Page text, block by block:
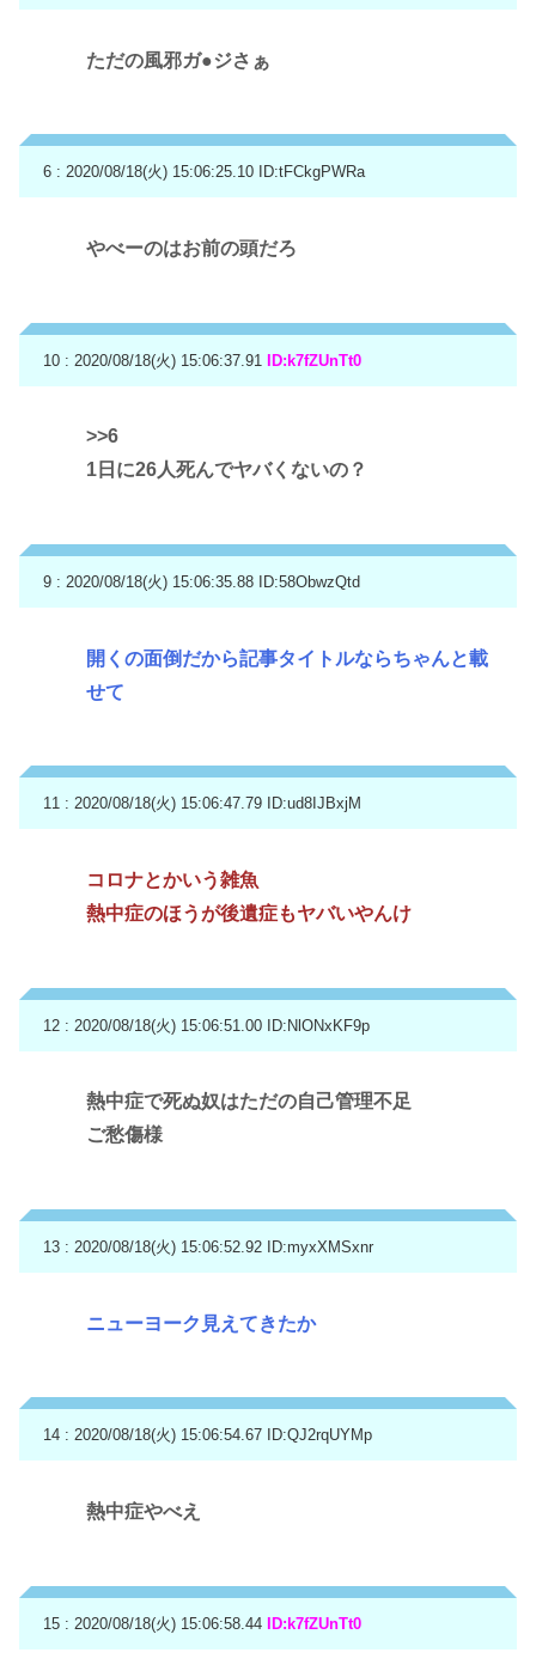
ただの風邪ガ●ジさぁ
6 : 2020/08/18(火) 15:06:25.10 ID:tFCkgPWRa
やべーのはお前の頭だろ
10 : 2020/08/18(火) 15:06:37.91 ID:k7fZUnTt0
>>6
1日に26人死んでヤバくないの？
9 : 2020/08/18(火) 15:06:35.88 ID:58ObwzQtd
開くの面倒だから記事タイトルならちゃんと載
せて
11 : 2020/08/18(火) 15:06:47.79 ID:ud8IJBxjM
コロナとかいう雑魚
熱中症のほうが後遺症もヤバいやんけ
12 : 2020/08/18(火) 15:06:51.00 ID:NlONxKF9p
熱中症で死ぬ奴はただの自己管理不足
ご愁傷様
13 : 2020/08/18(火) 15:06:52.92 ID:myxXMSxnr
ニューヨーク見えてきたか
14 : 2020/08/18(火) 15:06:54.67 ID:QJ2rqUYMp
熱中症やべえ
15 : 2020/08/18(火) 15:06:58.44 ID:k7fZUnTt0